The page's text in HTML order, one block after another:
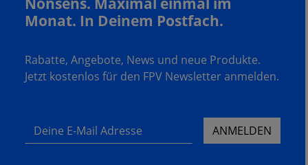
Monat. In Deinem Postfach.
Rabatte, Angebote, News und neue Produkte.
Jetzt kostenlos für den FPV Newsletter anmelden.
Deine E-Mail Adresse ANMELDEN